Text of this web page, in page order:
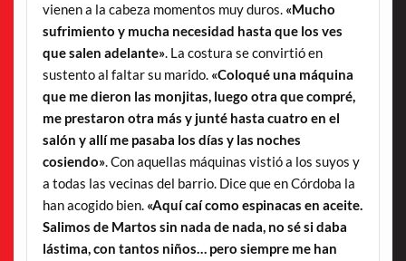
vienen a la cabeza momentos muy duros. «Mucho
sufrimiento y mucha necesidad hasta que los ves
que salen adelante». La costura se convirtió en
sustento al faltar su marido. «Coloqué una máquina
que me dieron las monjitas, luego otra que compré,
me prestaron otra más y junté hasta cuatro en el
salón y allí me pasaba los días y las noches
cosiendo». Con aquellas máquinas vistió a los suyos y
a todas las vecinas del barrio. Dice que en Córdoba la
han acogido bien. «Aquí caí como espinacas en aceite.
Salimos de Martos sin nada de nada, no sé si daba
lástima, con tantos niños… pero siempre me han